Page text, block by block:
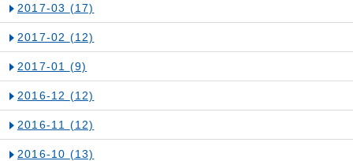
2017-03 (17)
2017-02 (12)
2017-01 (9)
2016-12 (12)
2016-11 (12)
2016-10 (13)